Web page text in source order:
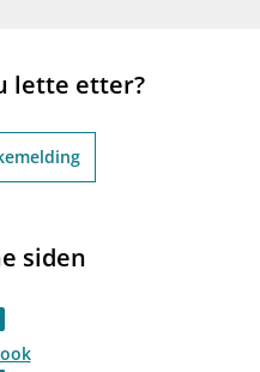
lette etter?
siden